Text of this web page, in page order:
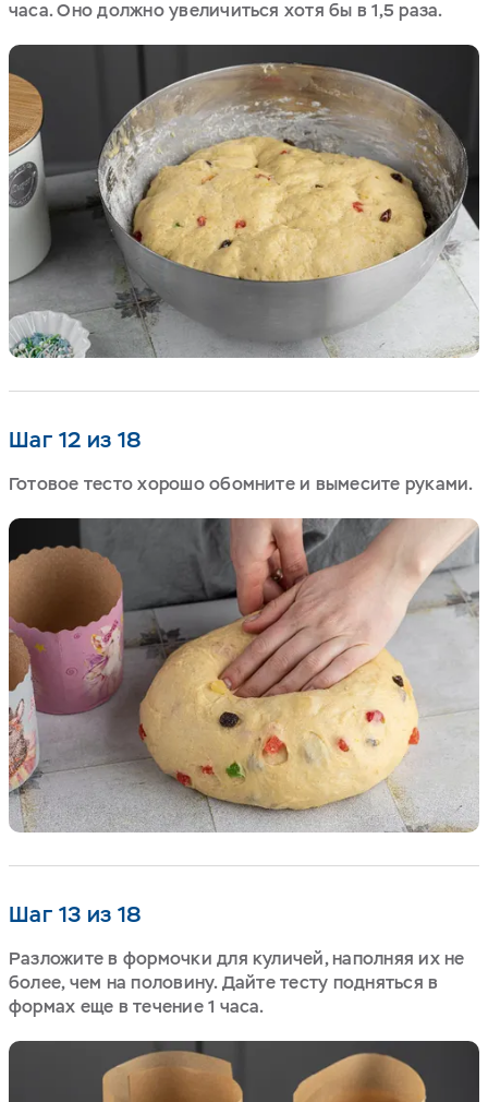
часа. Оно должно увеличиться хотя бы в 1,5 раза.
Шаг 12 из 18
Готовое тесто хорошо обомните и вымесите руками.
Шаг 13 из 18
Разложите в формочки для куличей, наполняя их не
более, чем на половину. Дайте тесту подняться в
формах еще в течение 1 часа.